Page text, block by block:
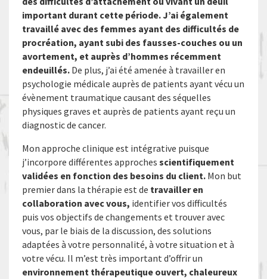
important durant cette période. J’ai également
travaillé avec des femmes ayant des difficultés de
procréation, ayant subi des fausses-couches ou un
avortement, et auprès d’hommes récemment
endeuillés.De plus, j’ai été amenée à travailler en
psychologie médicale auprès de patients ayant vécu un
évènement traumatique causant des séquelles
physiques graves et auprès de patients ayant reçu un
diagnostic de cancer.
Mon approche clinique est intégrative puisque
j’incorpore différentes approches scientifiquement
validées en fonction des besoins du client.Mon but
premier dans la thérapie est de travailler en
collaboration avec vous, identifier vos difficultés
puis vos objectifs de changements et trouver avec
vous, par le biais de la discussion, des solutions
adaptées à votre personnalité, à votre situation et à
votre vécu. Il m’est très important d’offrir un
environnement thérapeutique ouvert, chaleureux